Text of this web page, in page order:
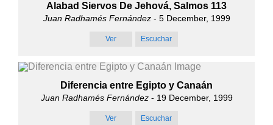
Alabad Siervos De Jehová, Salmos 113
Juan Radhamés Fernández- 5 December, 1999
Ver Escuchar
Diferencia entre Egipto y Canaán
Juan Radhamés Fernández- 19 December, 1999
Ver Escuchar